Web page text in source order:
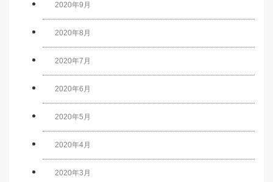
2020年9月
2020年8月
2020年7月
2020年6月
2020年5月
2020年4月
2020年3月